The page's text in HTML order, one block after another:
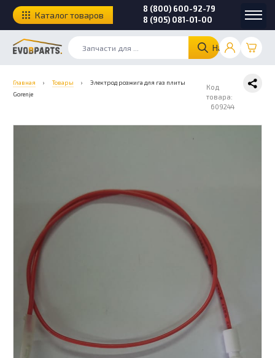
Найти
8 (800) 600-92-79
8 (905) 081-01-00
Каталог товаров
Главная › Товары ›
Электрод розжига для газ плиты
Gorenje
Код
товара:
609244